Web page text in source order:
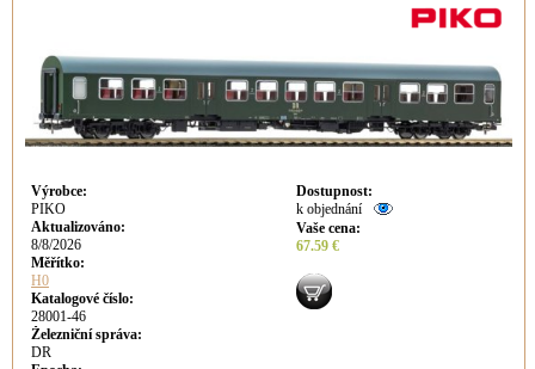
Výrobce:
PIKO
Aktualizováno:
8/8/2026
Měřítko:
H0
Katalogové číslo:
28001-46
Železniční správa:
DR
Dostupnost:
k objednání
Vaše cena:
67.59 €